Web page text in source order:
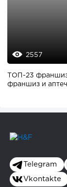
2557
ТОП-23
франшиз и
Telegram
Vkontakte